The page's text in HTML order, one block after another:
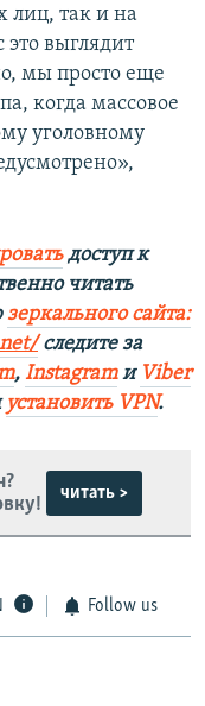
лиц, так и на
выглядит
мы просто еще
когда массовое
уголовному
доступ к
читать
зеркального сайта:
следите за
, Instagramи Viber
установить VPN.
читать >
Follow us